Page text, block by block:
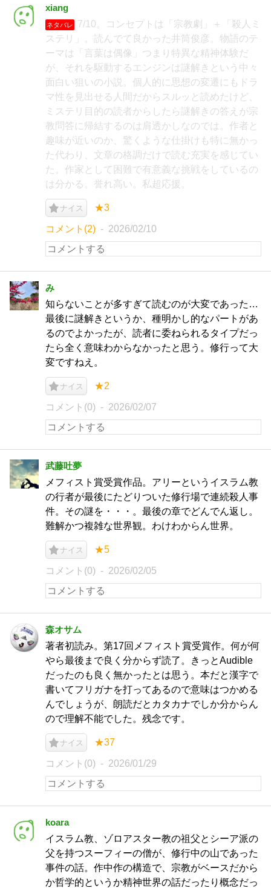
xiang
ネタバレ
7/10。コンセプトは「宗教劇」＋「殺人ミ
ステリ」。読んでて良かった井筒俊彦。物語のテ
ーマは「言葉は偶像」つまり特異な精神体験だ
が、それを駆動するエンジンは謎解きという中々
面白い狙いの小説。個人的に思想の変遷にもドラ
マ性を見出せる人間だからスルッと読めたけど、
ミステリ目的の読者からしたら謎解きの答えが宗
教問答に帰結するのは肩透かしなのでは。作者と
趣味が近いのか、驚くような仕掛けも特に無かっ
た代わり、文章の格調だけで読む充実を感じてい
た。作家として困難で有意義な挑戦をしているの
は分かる。誉れ高い。私超応援。
ナイス ★3
コメント(2) 2026/02/10
み
知らないことが多すぎて読むのが大変であった…
最後に謎解きというか、種明かし的なパートがあ
るのでよかったが、読者に委ねられるタイプだっ
たら全く意味わからなかったと思う。修行って大
変ですねえ。
ナイス ★2
コメント(0) 2026/02/07
武藤吐夢
メフィスト賞受賞作品。アリーというイスラム教
の行者が最後にたどりついた修行場で連続殺人事
件。その謎を・・・。最後の章でどんでん返し。
難解かつ複雑な世界観。わけわからん世界。
ナイス ★5
コメント(0) 2026/02/05
森オサム
著者初読み。第17回メフィスト賞受賞作。何が何
やら最後まで良く分からず読了。きっとAudible
だったのも良く無かったとは思う。本だと漢字で
書いてフリガナを打ってあるので意味はつかめる
んでしょうが、朗読だとカタカナでしか分からん
ので理解不能でした。残念です。
ナイス ★37
コメント(0) 2026/01/29
koara
イスラム教、ゾロアスター教の祖父とシーア派の
父を持つスーフィーの僧が、修行中の山であった
事件の話。作中作の構造で、宗教がベースだから
か哲学的というか精神世界の話だったり概念だっ